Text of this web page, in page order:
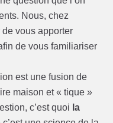
Nous, chez
vous apporter
de vous familiariser
est une fusion de
maison et « tique »
c’est quoi la